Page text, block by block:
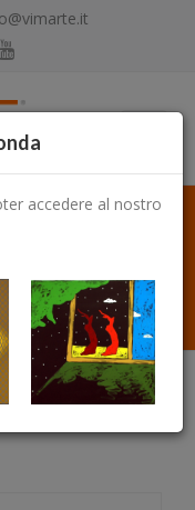
accedere al nostro